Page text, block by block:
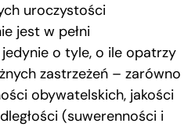
uroczystości
jest w pełni
o tyle, o ile opatrzy
zastrzeżeń – zarówno
obywatelskich, jakości
(suwerenności i